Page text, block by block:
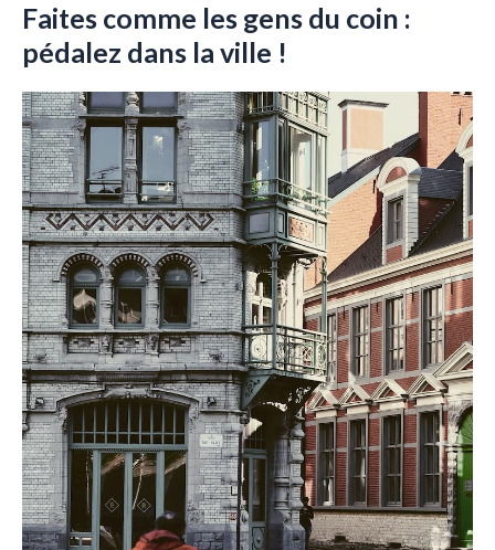
Faites comme les gens du coin :
pédalez dans la ville !